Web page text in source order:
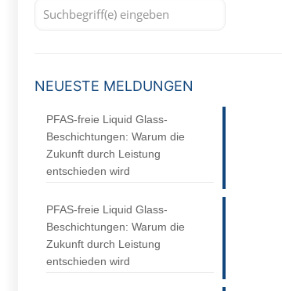
NEUESTE MELDUNGEN
PFAS-freie Liquid Glass-
Beschichtungen: Warum die
Zukunft durch Leistung
entschieden wird
PFAS-freie Liquid Glass-
Beschichtungen: Warum die
Zukunft durch Leistung
entschieden wird